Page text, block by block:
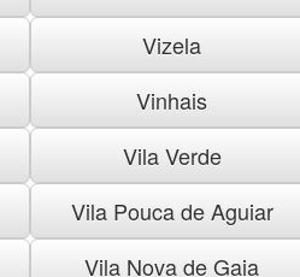
Vizela
Vinhais
Vila Verde
Vila Pouca de Aguiar
Vila Nova de Gaia